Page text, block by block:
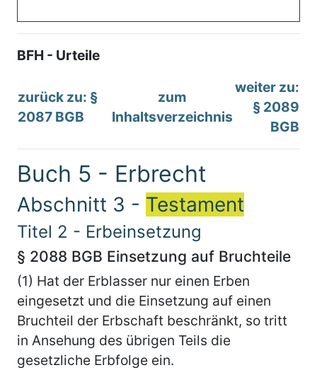
BFH - Urteile
zurück zu: §
2087 BGB
zum
Inhaltsverzeichnis
weiter zu:
§ 2089
BGB
Buch 5 - Erbrecht
Abschnitt 3 - Testament
Titel 2 - Erbeinsetzung
§ 2088 BGB Einsetzung auf Bruchteile
(1) Hat der Erblasser nur einen Erben
eingesetzt und die Einsetzung auf einen
Bruchteil der Erbschaft beschränkt, so tritt
in Ansehung des übrigen Teils die
gesetzliche Erbfolge ein.